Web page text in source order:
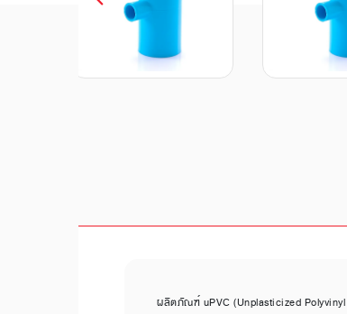
ผลิตภัณฑ์ uPVC (Unplasticized